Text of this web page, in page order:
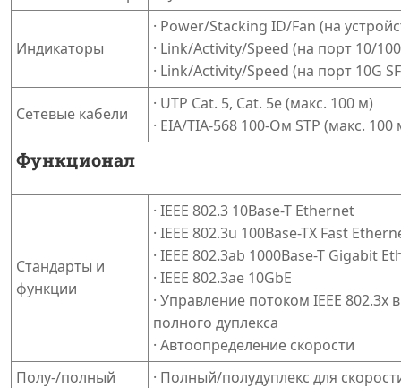
Индикаторы
· Power/Stacking ID/Fan (на
· Link/Activity/Speed (на порт 10/
· Link/Activity/Speed (на порт 10G
Сетевые кабели
· UTP Cat. 5, Cat. 5e (макс. 100 м)
· EIA/TIA-568 100-Ом STP (макс. 100
Функционал
Стандарты и
функции
· IEEE 802.3 10Base-T Ethernet
· IEEE 802.3u 100Base-TX Fast
· IEEE 802.3ab 1000Base-T Gigabit
· IEEE 802.3ae 10GbE
· Управление потоком IEEE 802.3x
полного дуплекса
· Автоопределение скорости
Полу-/полный
· Полный/полудуплекс для